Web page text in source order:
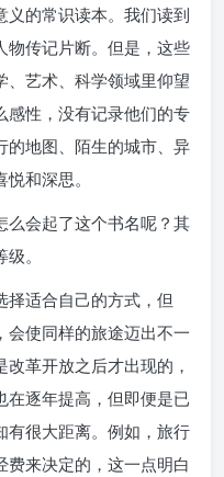
义的常识读本。我们读到
物传记片断。但是，这些
、艺术、科学领域里仰望
感性，没有记录他们的专
的地图、陌生的城市、异
和深思。
么会起了这个书名呢？其
。
择适合自己的方式，但
会使同样的旅途迈出不一
革开放之后才出现的，
在逐年提高，但即便是已
有很大距离。例如，旅行
费来决定的，这一点明白